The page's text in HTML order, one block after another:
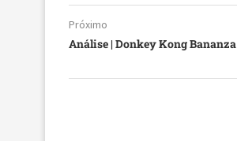
Próximo
Análise | Donkey Kong Bananza